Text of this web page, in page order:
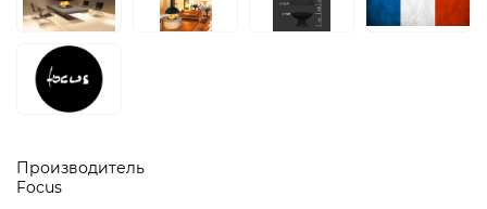
Производитель
Focus